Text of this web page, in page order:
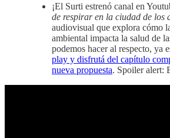
¡El Surti estrenó canal en
de respirar en la ciudad de los
audiovisual que explora cómo
ambiental impacta la salud de
podemos hacer al respecto, ya
play y disfrutá del capítulo
nueva propuesta. Spoiler alert: